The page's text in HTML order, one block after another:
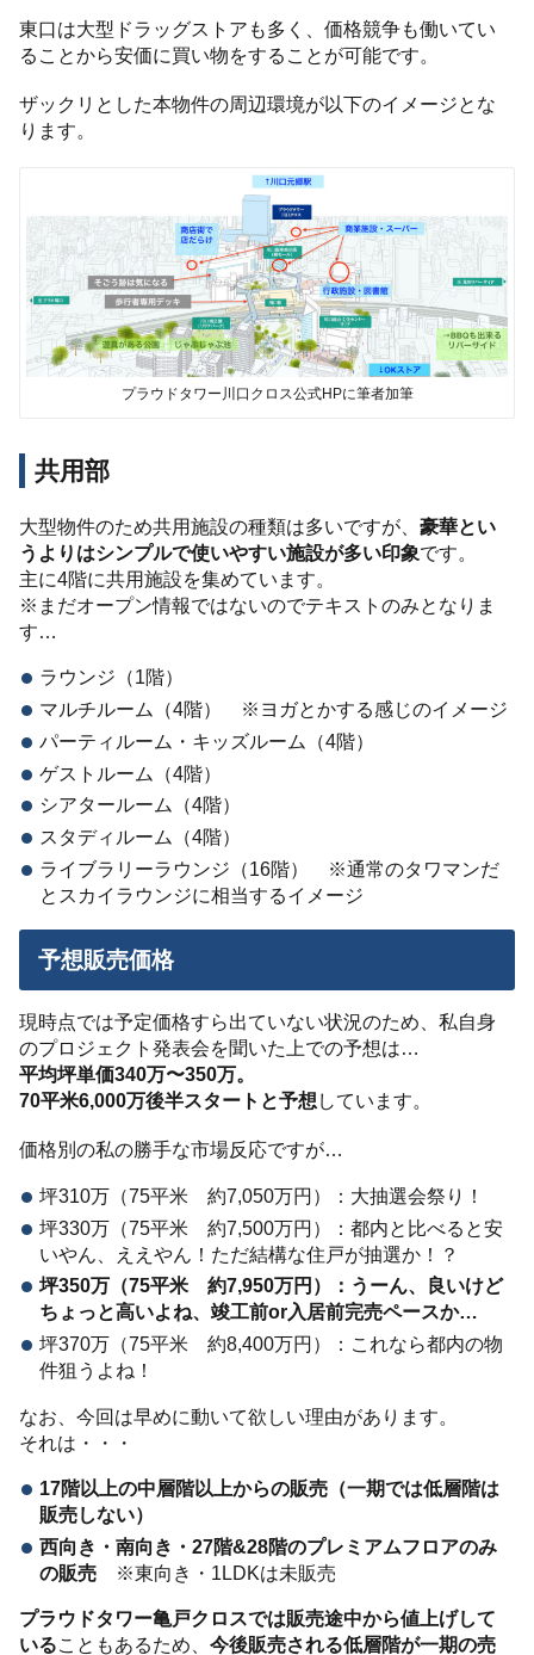
東口は大型ドラッグストアも多く、価格競争も働いてい
ることから安価に買い物をすることが可能です。
ザックリとした本物件の周辺環境が以下のイメージとな
ります。
プラウドタワー川口クロス公式HPに筆者加筆
共用部
大型物件のため共用施設の種類は多いですが、豪華とい
うよりはシンプルで使いやすい施設が多い印象です。
主に4階に共用施設を集めています。
※まだオープン情報ではないのでテキストのみとなりま
す…
ラウンジ（1階）
マルチルーム（4階） ※ヨガとかする感じのイメージ
パーティルーム・キッズルーム（4階）
ゲストルーム（4階）
シアタールーム（4階）
スタディルーム（4階）
ライブラリーラウンジ（16階） ※通常のタワマンだ
とスカイラウンジに相当するイメージ
予想販売価格
現時点では予定価格すら出ていない状況のため、私自身
のプロジェクト発表会を聞いた上での予想は…
平均坪単価340万〜350万。
70平米6,000万後半スタートと予想 しています。
価格別の私の勝手な市場反応ですが…
坪310万（75平米 約7,050万円）：大抽選会祭り！
坪330万（75平米 約7,500万円）：都内と比べると安
いやん、ええやん！ただ結構な住戸が抽選か！？
坪350万（75平米 約7,950万円）：うーん、良いけど
ちょっと高いよね、竣工前or入居前完売ペースか…
坪370万（75平米 約8,400万円）：これなら都内の物
件狙うよね！
なお、今回は早めに動いて欲しい理由があります。
それは・・・
17階以上の中層階以上からの販売（一期では低層階は
販売しない）
西向き・南向き・27階&28階のプレミアムフロアのみ
の販売※東向き・1LDKは未販売
プラウドタワー亀戸クロスでは販売途中から値上げして
いることもあるため、今後販売される低層階が一期の売